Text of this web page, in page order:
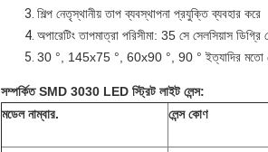
শিল্প নেতৃস্থানীয় তাপ ব্যবস্থাপনা প্রযুক্তি ব্যবহার করে
অপারেটিং তাপমাত্রা পরিসীমা: 35 সে সেলসিয়াস
30 °, 145x75 °, 60x90 °, 90 ° ইত্যাদির মতো
সম্পর্কিত SMD 3030 LED স্ট্রিট লাইট লেন্স:
মডেল নাম্বার.
লেন্স কোণ